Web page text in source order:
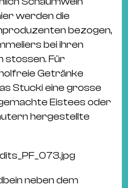
werden die
bezogen,
bei ihren
stossen. Für
Getränke
Stucki eine grosse
Eistees oder
hergestellte
neben dem